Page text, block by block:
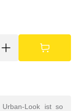
Urban-Look ist so